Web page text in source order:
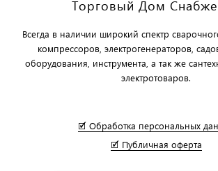
Торговый Дом
Всегда в наличии широкий спектр
компрессоров, электрогенераторов,
оборудования, инструмента, а так же
электротоваров.
🗹 Обработка персональных
🗹 Публичная оферта